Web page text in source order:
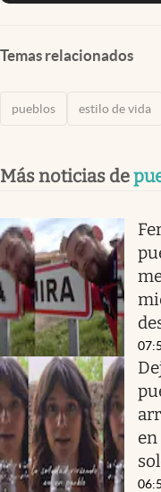
Temas relacionados
pueblos estilo de vida
Más noticias de